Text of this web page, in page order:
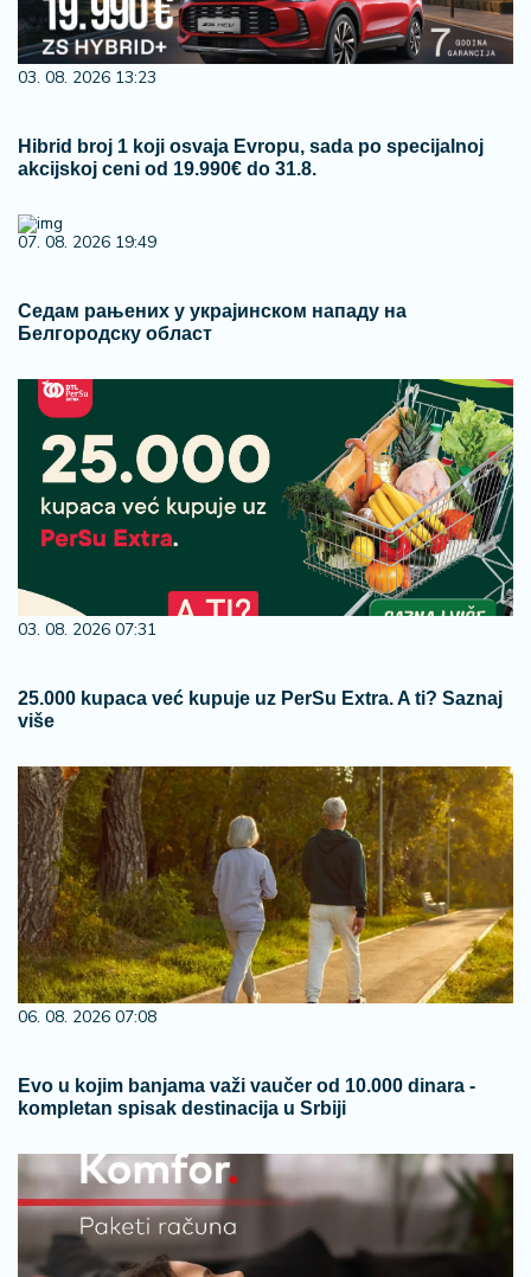
03. 08. 2026 13:23
Hibrid broj 1 koji osvaja Evropu, sada po specijalnoj
akcijskoj ceni od 19.990€ do 31.8.
07. 08. 2026 19:49
Седам рањених у украјинском нападу на
Белгородску област
03. 08. 2026 07:31
25.000 kupaca već kupuje uz PerSu Extra. A ti? Saznaj
više
06. 08. 2026 07:08
Evo u kojim banjama važi vaučer od 10.000 dinara -
kompletan spisak destinacija u Srbiji